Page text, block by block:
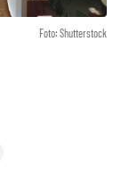
Foto: Shutterstock